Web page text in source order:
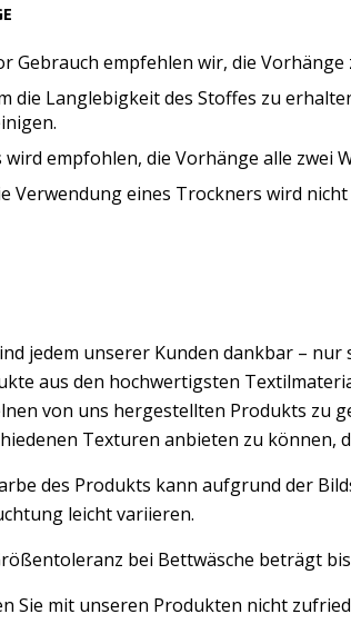
Gebrauch empfehlen wir, die Vorhänge
die Langlebigkeit des Stoffes zu
wird empfohlen, die Vorhänge alle zwei
Verwendung eines Trockners wird
jedem unserer Kunden dankbar –
aus den hochwertigsten
von uns hergestellten Produkts zu
Texturen anbieten zu können,
des Produkts kann aufgrund der
leicht variieren.
bei Bettwäsche beträgt bis
Sie mit unseren Produkten nicht